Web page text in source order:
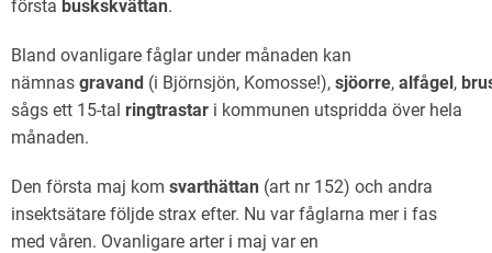
första buskskvättan.
Bland ovanligare fåglar under månaden kan
nämnas gravand (i Björnsjön, Komosse!), sjöorre, alfågel,
sågs ett 15-tal ringtrastar i kommunen utspridda över hela
månaden.
Den första maj kom svarthättan (art nr 152) och andra
insektsätare följde strax efter. Nu var fåglarna mer i fas
med våren. Ovanligare arter i maj var en